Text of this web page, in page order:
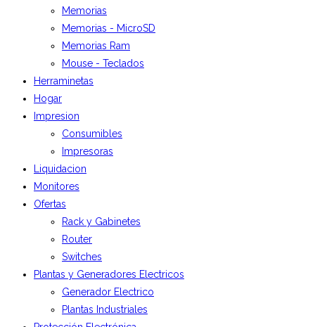
Memorias
Memorias - MicroSD
Memorias Ram
Mouse - Teclados
Herraminetas
Hogar
Impresion
Consumibles
Impresoras
Liquidacion
Monitores
Ofertas
Rack y Gabinetes
Router
Switches
Plantas y Generadores Electricos
Generador Electrico
Plantas Industriales